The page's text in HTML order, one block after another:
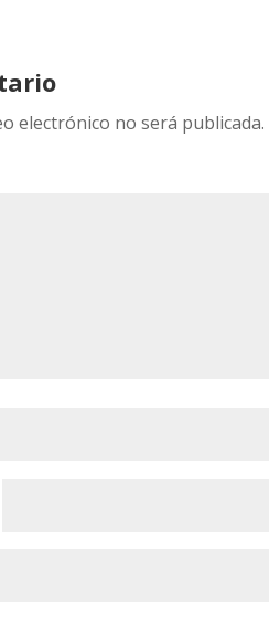
electrónico no será publicada.